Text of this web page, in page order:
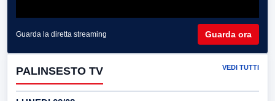
Guarda la diretta streaming Guarda ora
PALINSESTO TV VEDI TUTTI